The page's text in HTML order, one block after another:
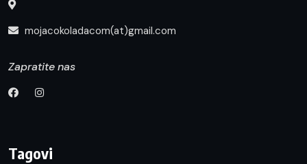
mojacokoladacom(at)gmail.com
Zapratite nas
Tagovi